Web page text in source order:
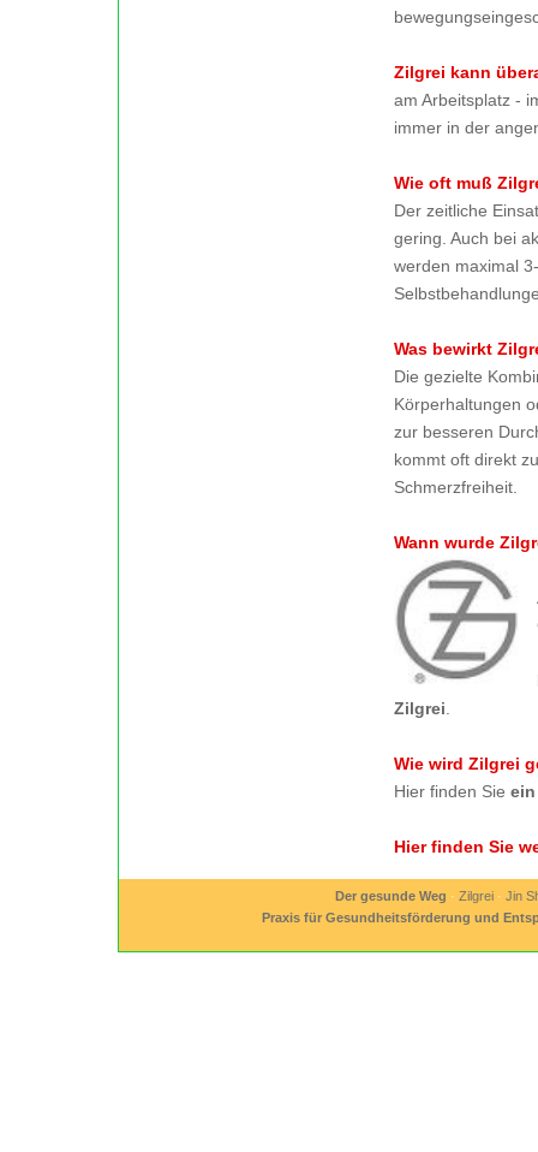
Zilgrei kann
am Arbeitsplatz -
immer in der
Wie oft muß
Der zeitliche
gering. Auch bei
werden maximal
Was bewirkt
Die gezielte
Körperhaltungen
zur besseren
kommt oft direkt
Schmerzfreiheit.
Wann wurde
Zilgrei
Wie wird Zilgrei
Hier finden Sie
Hier finden Sie
Der gesunde Weg · Zilgrei · Jin
Praxis für Gesundheitsförderung und